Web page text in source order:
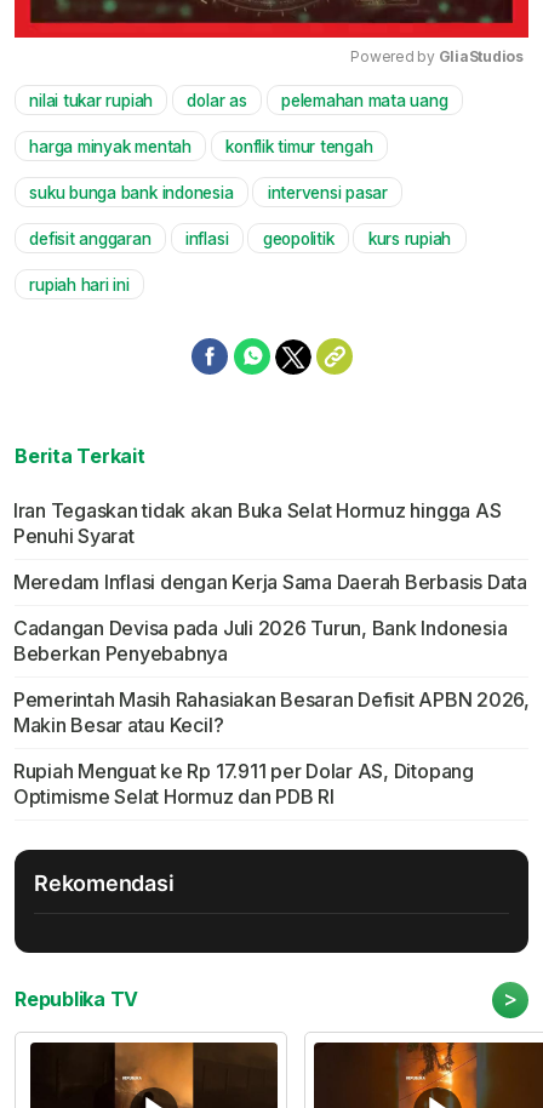
Mute
Powered by GliaStudios
nilai tukar rupiah dolar as pelemahan mata uang
harga minyak mentah konflik timur tengah
suku bunga bank indonesia intervensi pasar
defisit anggaran inflasi geopolitik kurs rupiah
rupiah hari ini
Berita Terkait
Iran Tegaskan tidak akan Buka Selat Hormuz hingga AS
Penuhi Syarat
Meredam Inflasi dengan Kerja Sama Daerah Berbasis Data
Cadangan Devisa pada Juli 2026 Turun, Bank Indonesia
Beberkan Penyebabnya
Pemerintah Masih Rahasiakan Besaran Defisit APBN 2026,
Makin Besar atau Kecil?
Rupiah Menguat ke Rp 17.911 per Dolar AS, Ditopang
Optimisme Selat Hormuz dan PDB RI
Rekomendasi
Republika TV >